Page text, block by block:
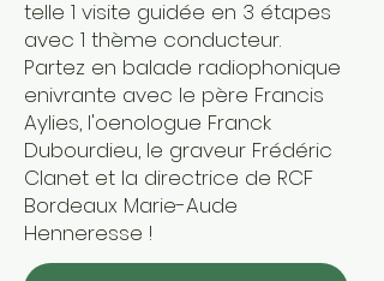
telle 1 visite guidée en 3 étapes
avec 1 thème conducteur.
Partez en balade radiophonique
enivrante avec le père Francis
Aylies, l'oenologue Franck
Dubourdieu, le graveur Frédéric
Clanet et la directrice de RCF
Bordeaux Marie-Aude
Henneresse !